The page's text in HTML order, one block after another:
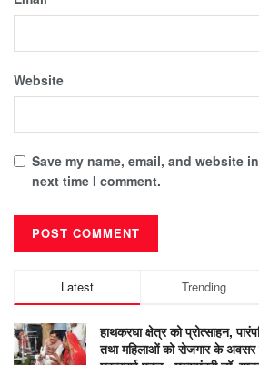
Website
Save my name, email, and website
next time I comment.
Latest Trending
हाथकरघा क्षेत्र को प्रोत्साहन,
तथा महिलाओं को रोजगार के अवसर